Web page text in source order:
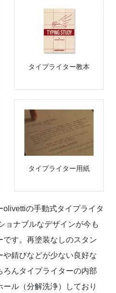
タイプライター教本
タイプライター用紙
の手動式タイプライタ
ョナブルなデザインが今も
す。再塗装なしのスタン
や錆びなどが少ない良好な
んタイプライターの内部
ル（分解洗浄）しており